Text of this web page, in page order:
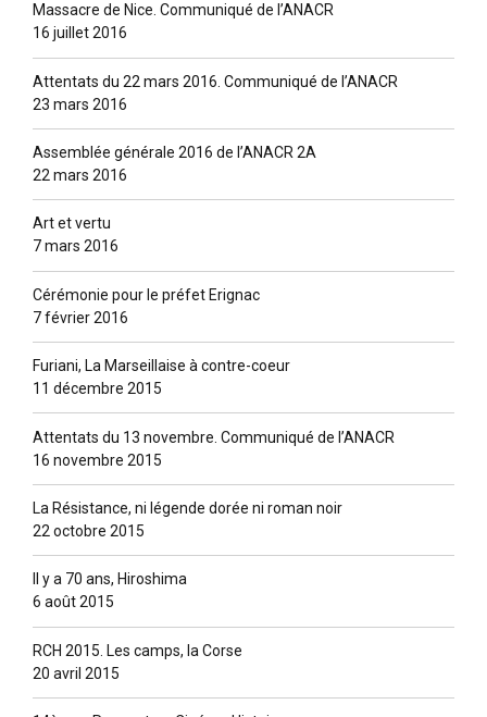
Massacre de Nice. Communiqué de l’ANACR
16 juillet 2016
Attentats du 22 mars 2016. Communiqué de l’ANACR
23 mars 2016
Assemblée générale 2016 de l’ANACR 2A
22 mars 2016
Art et vertu
7 mars 2016
Cérémonie pour le préfet Erignac
7 février 2016
Furiani, La Marseillaise à contre-coeur
11 décembre 2015
Attentats du 13 novembre. Communiqué de l’ANACR
16 novembre 2015
La Résistance, ni légende dorée ni roman noir
22 octobre 2015
Il y a 70 ans, Hiroshima
6 août 2015
RCH 2015. Les camps, la Corse
20 avril 2015